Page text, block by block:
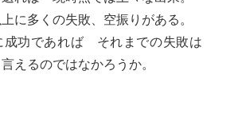
に多くの失敗、空振りがある。
功であれば それまでの失敗は
えるのではなかろうか。